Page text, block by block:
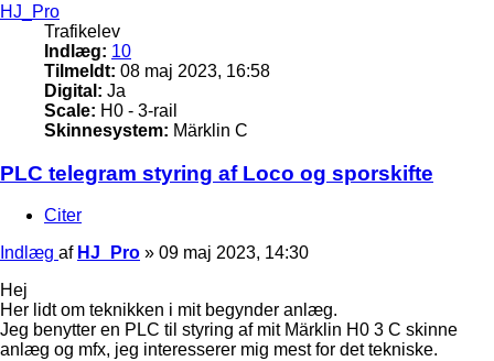
HJ_Pro
Trafikelev
Indlæg: 10
Tilmeldt: 08 maj 2023, 16:58
Digital: Ja
Scale: H0 - 3-rail
Skinnesystem: Märklin C
PLC telegram styring af Loco og sporskifte
Citer
Indlæg af HJ_Pro » 09 maj 2023, 14:30
Hej
Her lidt om teknikken i mit begynder anlæg.
Jeg benytter en PLC til styring af mit Märklin H0 3 C skinne
anlæg og mfx, jeg interesserer mig mest for det tekniske.